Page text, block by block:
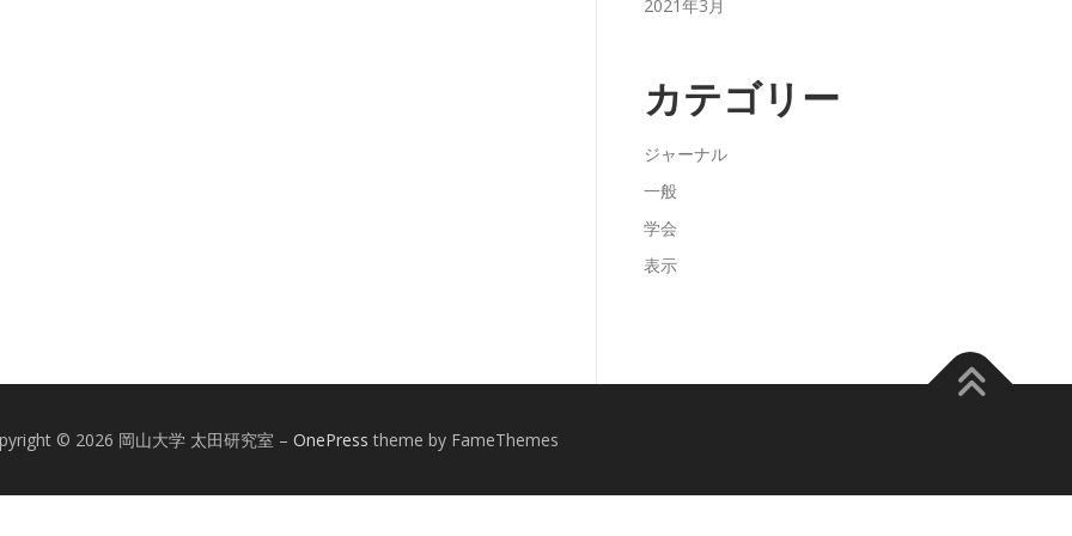
2021年3月
カテゴリー
ジャーナル
一般
学会
表示
© 2026 岡山大学 太田研究室 – OnePress theme by FameThemes